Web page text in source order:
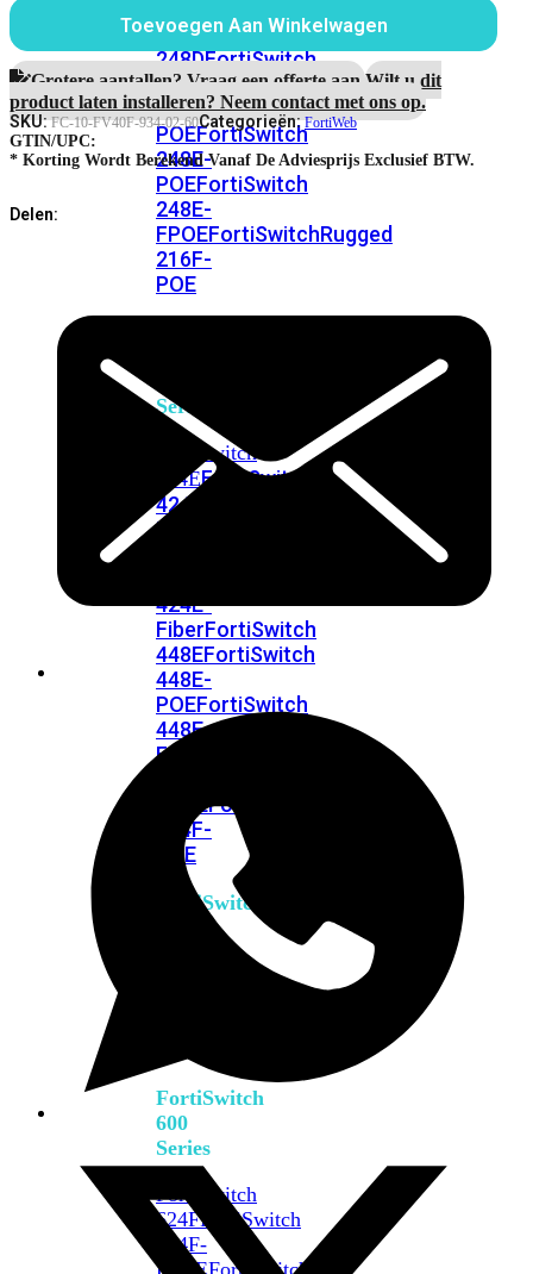
FPOEFortiSwitch
248DFortiSwitch
224EFortiswitch
224E-
POEFortiSwitch
248E-
POEFortiSwitch
248E-
FPOEFortiSwitchRugged
216F-
POE
Series
FortiSwitch
424EFortiSwitch
424E-
POE
424E-
FiberFortiSwitch
448EFortiSwitch
448E-
POEFortiSwitch
448E-
FPOE
FPOEFortiSwitchRugged
424F-
POE
FortiSwitch
FortiSwitch
600
Series
FortiSwitch
624FFortiSwitch
624F-
FPOEFortiSwitch
jaar
Standard
Bundle
aantal
Toevoegen Aan Winkelwagen
Grotere aantallen? Vraag een offerte aan.Wilt u dit
product laten installeren? Neem contact met ons op.
SKU:FC-10-FV40F-934-02-60Categorieën:FortiWeb
GTIN/UPC:
* Korting Wordt Berekend Vanaf De Adviesprijs Exclusief BTW.
Delen: